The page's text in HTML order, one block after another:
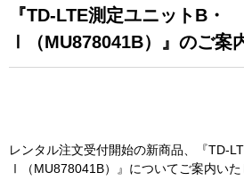
『TD-LTE測定ユニットB・
Ⅰ（MU878041B）』のご案
レンタル注文受付開始の新商品、『TD-
Ⅰ（MU878041B）』についてご案内いた